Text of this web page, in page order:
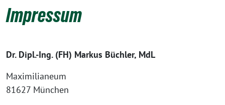
Impressum
Dr. Dipl.-Ing. (FH) Markus Büchler, MdL
Maximilianeum
81627 München